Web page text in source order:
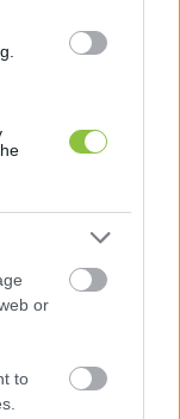
or
to
mindenki
sport
a fű
a